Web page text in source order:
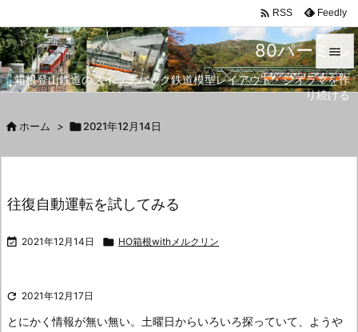
80パーミル
箱根登山鉄道のスイッチバック鉄道模型レイアウト・ジオラマを作
り続ける


メニュ
 RSS Feedly
 ホーム > 2021年12月14日
往復自動運転を試してみる
 2021年12月14日  HO箱根withメルクリン
 2021年12月17日
とにかく情報が無い無い。 土曜日からいろいろ探っていて、ようや